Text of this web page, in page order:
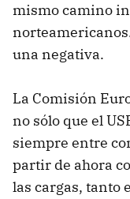
mismo camino
una negativa.
La Comisión
no sólo que el
siempre entre
partir de ahora
las cargas, tanto